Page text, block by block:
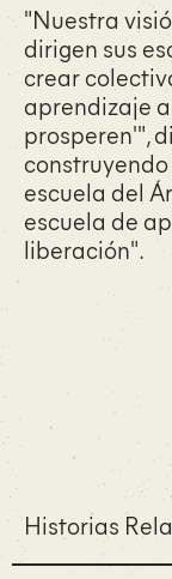
"Nuestra
dirigen sus
crear
aprendizaje
prosperen'",
escuela del
escuela de
liberación".
Historias